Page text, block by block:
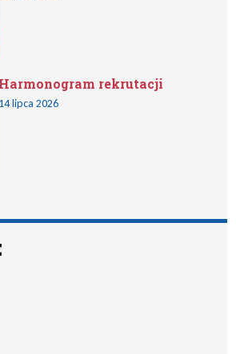
Harmonogram rekrutacji
14 lipca 2026